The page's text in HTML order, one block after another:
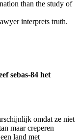
than the study of
interprets truth.
sebas-84 het
omdat ze niet
maar creperen
land met